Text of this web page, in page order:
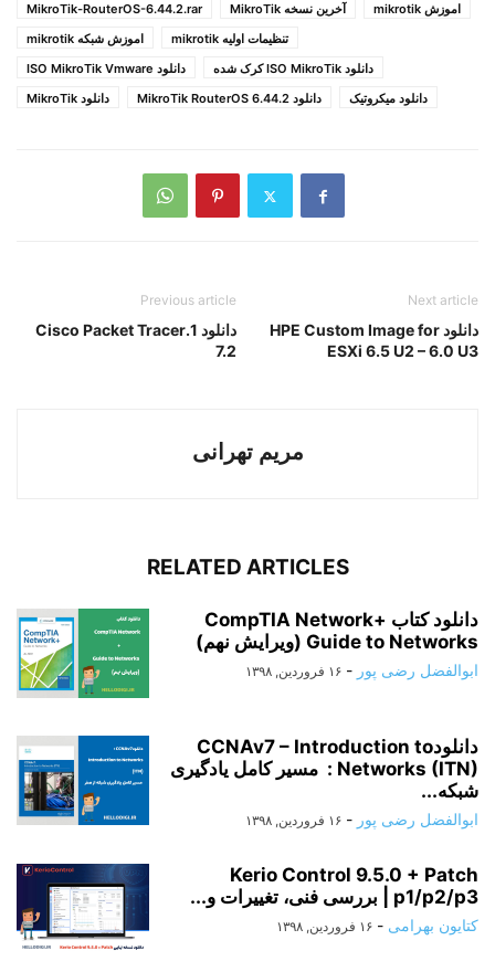
MikroTik-RouterOS-6.44.2.rar
آخرین نسخه MikroTik
اموزش mikrotik
اموزش شبکه mikrotik
تنظیمات اولیه mikrotik
دانلود ISO MikroTik Vmware
دانلود ISO MikroTik کرک شده
دانلود MikroTik
دانلود MikroTik RouterOS 6.44.2 دانلود میکروتیک
Previous article
دانلود 1.Cisco Packet Tracer
7.2
Next article
دانلود HPE Custom Image for
ESXi 6.5 U2 – 6.0 U3
مریم تهرانی
RELATED ARTICLES
دانلود کتاب CompTIA Network+
Guide to Networks (ویرایش نهم)
ابوالفضل رضی پور - ۱۶ فروردین, ۱۳۹۸
دانلودCCNAv7 – Introduction to
Networks (ITN) : مسیر کامل یادگیری
شبکه...
ابوالفضل رضی پور - ۱۶ فروردین, ۱۳۹۸
Kerio Control 9.5.0 + Patch
p1/p2/p3 | بررسی فنی، تغییرات و...
کتایون بهرامی - ۱۶ فروردین, ۱۳۹۸